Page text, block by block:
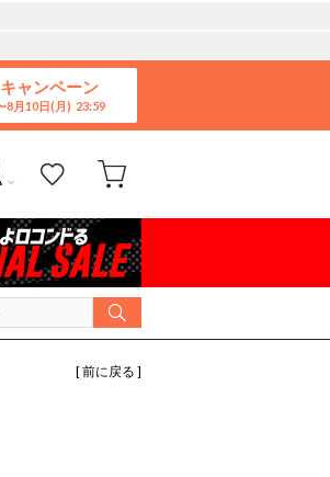
キャンペーン
8月10日(月)
[ 前に戻る ]